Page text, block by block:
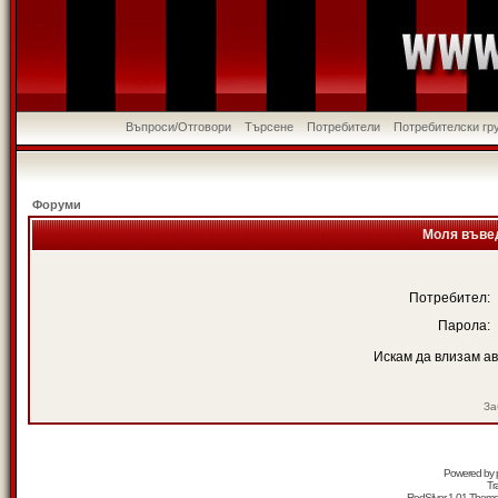
Въпроси/Отговори Търсене Потребители Потребителски
Форуми
Моля
Потребител:
Парола:
Искам да влизам
Powered by